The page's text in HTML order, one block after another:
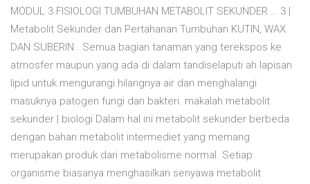
MODUL 3 FISIOLOGI TUMBUHAN METABOLIT SEKUNDER … 3 |
Metabolit Sekunder dan Pertahanan Tumbuhan KUTIN, WAX
DAN SUBERIN . Semua bagian tanaman yang terekspos ke
atmosfer maupun yang ada di dalam tandiselaputi ah lapisan
lipid untuk mengurangi hilangnya air dan menghalangi
masuknya patogen fungi dan bakteri. makalah metabolit
sekunder | biologi Dalam hal ini metabolit sekunder berbeda
dengan bahan metabolit intermediet yang memang
merupakan produk dari metabolisme normal. Setiap
organisme biasanya menghasilkan senyawa metabolit